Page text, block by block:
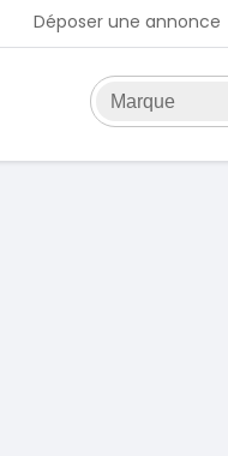
Déposer une annonce